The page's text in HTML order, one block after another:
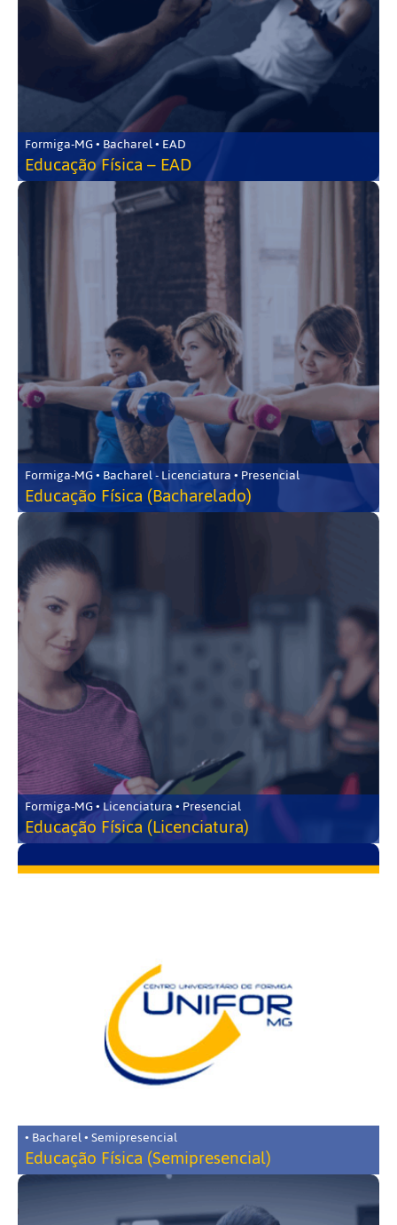
Formiga-MG • Bacharel • EAD
Educação Física – EAD
Formiga-MG • Bacharel - Licenciatura • Presencial
Educação Física (Bacharelado)
Formiga-MG • Licenciatura • Presencial
Educação Física (Licenciatura)
• Bacharel • Semipresencial
Educação Física (Semipresencial)